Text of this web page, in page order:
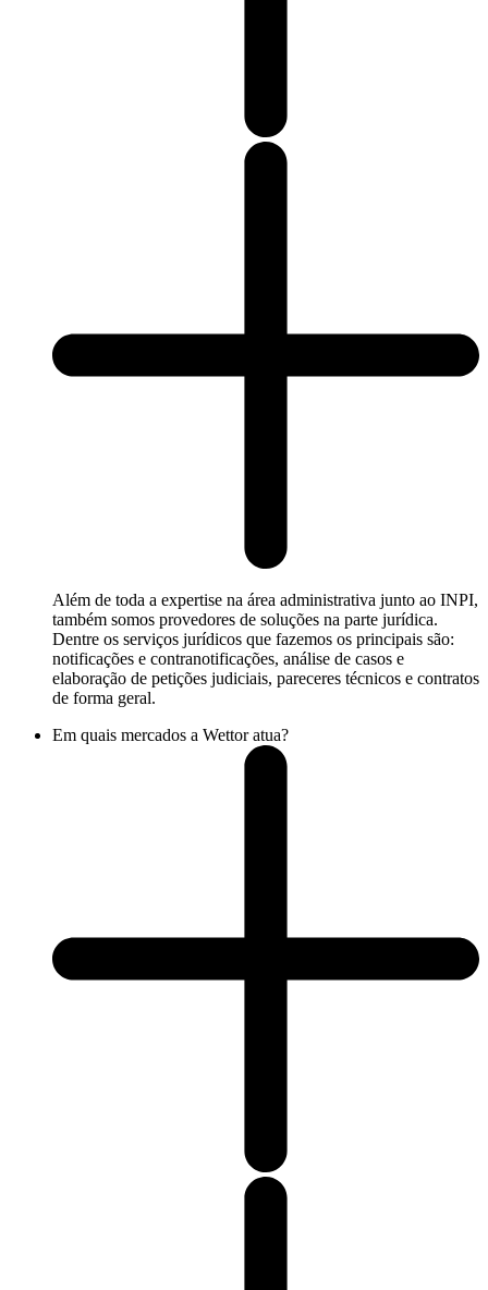
Além de toda a expertise na área administrativa junto ao INPI,
também somos provedores de soluções na parte jurídica.
Dentre os serviços jurídicos que fazemos os principais são:
notificações e contranotificações, análise de casos e
elaboração de petições judiciais, pareceres técnicos e contratos
de forma geral.
Em quais mercados a Wettor atua?